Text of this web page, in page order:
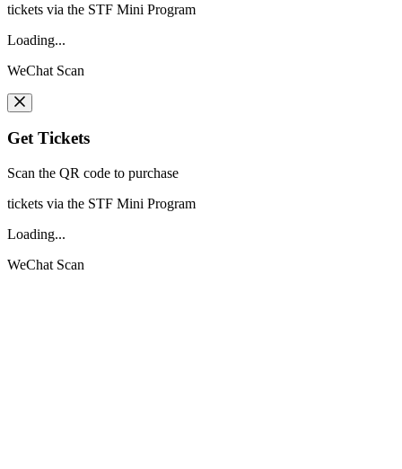
tickets via the STF Mini Program
Loading...
WeChat Scan
Get Tickets
Scan the QR code to purchase
tickets via the STF Mini Program
Loading...
WeChat Scan